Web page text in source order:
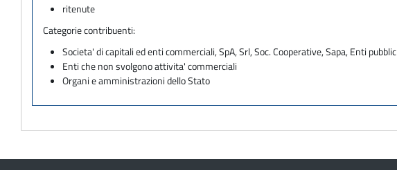
ritenute
Categorie contribuenti:
Societa' di capitali ed enti commerciali, SpA, Srl, Soc. Cooperative, Sapa, Enti
Enti che non svolgono attivita' commerciali
Organi e amministrazioni dello Stato